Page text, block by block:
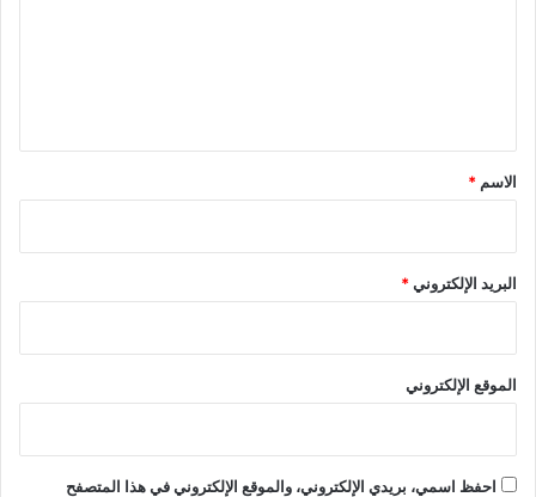
*
الاسم *
البريد الإلكتروني*
الموقع الإلكتروني
احفظ اسمي، بريدي الإلكتروني، والموقع الإلكتروني في هذا المتصفح